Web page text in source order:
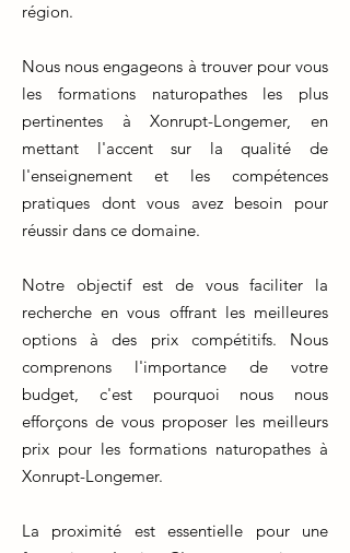
région.
Nous nous engageons à trouver pour vous
les formations naturopathes les plus
pertinentes à Xonrupt-Longemer, en
mettant l'accent sur la qualité de
l'enseignement et les compétences
pratiques dont vous avez besoin pour
réussir dans ce domaine.
Notre objectif est de vous faciliter la
recherche en vous offrant les meilleures
options à des prix compétitifs. Nous
comprenons l'importance de votre
budget, c'est pourquoi nous nous
efforçons de vous proposer les meilleurs
prix pour les formations naturopathes à
Xonrupt-Longemer.
La proximité est essentielle pour une